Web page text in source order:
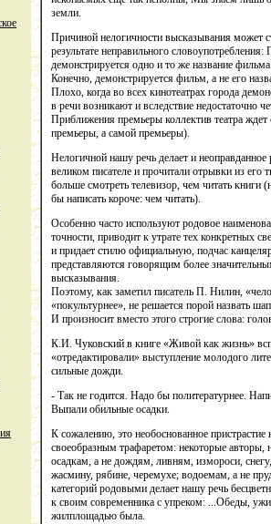
земли.
Причиной нелогичности высказывания может
результате неправильного
демонстрируется одно и то же название
Конечно, демонстрируется фильм, а не его
Плохо, когда во всех кинотеатрах города
в речи возникают и вследствие недостаточно
Приближения премьеры коллектив театра
премьеры, а самой премьеры).
Нелогичной нашу речь делает и
великом писателе и прочитали отрывки из его
больше смотреть телевизор, чем читать книги
бы написать короче: чем читать).
Особенно часто используют родовое
точности, приводит к утрате тех конкретных
и придает стилю официальную, подчас
представляются говорящим более
высказывания.
Поэтому, как заметил писатель П. Нилин,
«покультурнее», не решается порой назвать
И произносит вместо этого строгие слова:
К.И. Чуковский в книге «Живой как жизнь»
«отредактировали» выступление молодого
сильные дожди.
- Так не годится. Надо бы политературнее.
Выпали обильные осадки.
К сожалению, это необоснованное
своеобразным трафаретом: некоторые
осадкам, а не дождям, ливням, измороси,
жасмину, рябине, черемухе; водоемам, а не
категорий родовыми делает нашу речь
к своим современника с упреком: ...Обеды,
жилплощадью была.